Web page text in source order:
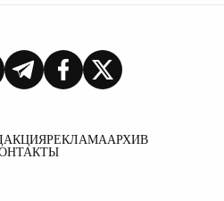
РЕКЛАМААРХИВ